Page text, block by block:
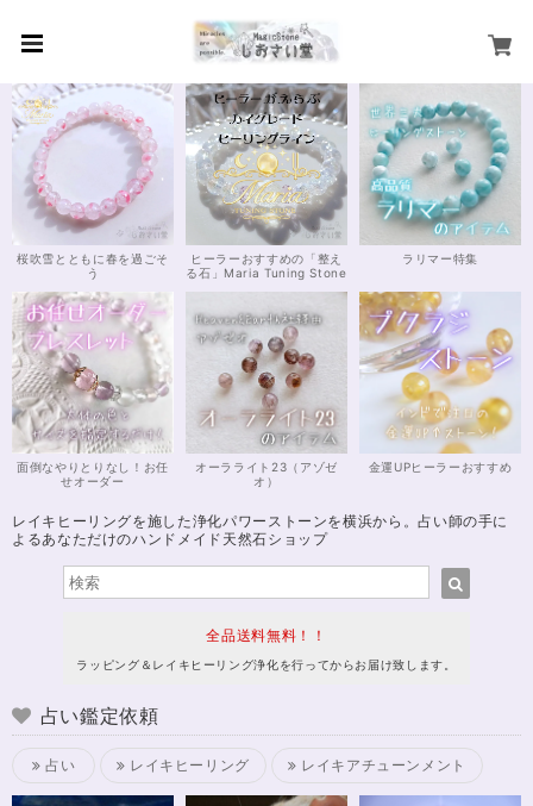
桜吹雪とともに春を過ごそ
う
ヒーラーおすすめの「整え
る石」Maria Tuning Stone
ラリマー特集
面倒なやりとりなし！お任
せオーダー
オーラライト23（アゾゼ
オ）
金運UPヒーラーおすすめ
レイキヒーリングを施した浄化パワーストーンを横浜から。占い師の手に
よるあなただけのハンドメイド天然石ショップ
全品送料無料！！
ラッピング＆レイキヒーリング浄化を行ってからお届け致します。
占い鑑定依頼
占い レイキヒーリング レイキアチューンメント